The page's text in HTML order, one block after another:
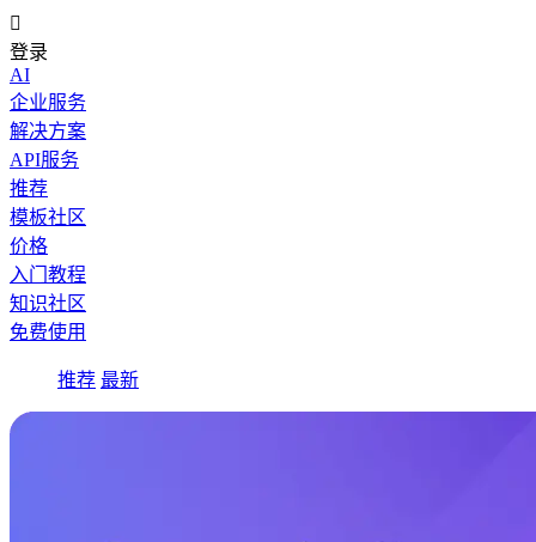

登录
AI
企业服务
解决方案
API服务
推荐
模板社区
价格
入门教程
知识社区
免费使用
推荐 最新